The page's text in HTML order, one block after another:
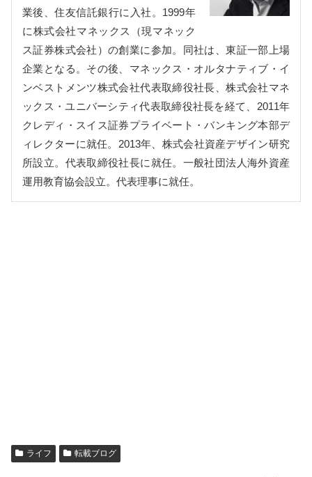
業後、住友信託銀行に入社。1999年
に株式会社マネックス（現マネック
ス証券株式会社）の創業に参加。同社は、東証一部上場
企業となる。その後、マネックス・オルタナティブ・イ
ンベストメンツ株式会社代表取締役社長、株式会社マネ
ックス・ユニバーシティ代表取締役社長を経て、2011年
クレディ・スイス証券プライベート・バンキング本部デ
ィレクターに就任。2013年、株式会社資産デザイン研究
所設立。代表取締役社長に就任。一般社団法人海外資産
運用教育協会設立。代表理事に就任。
ライフ 転載ブログ